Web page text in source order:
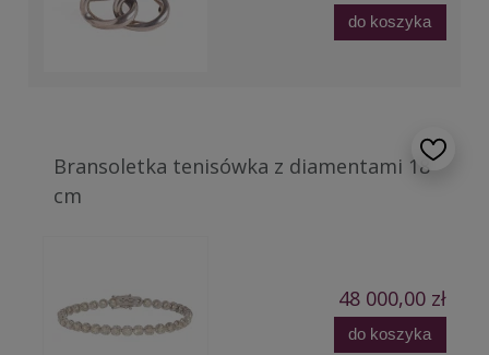
do koszyka
Bransoletka tenisówka z diamentami 18
cm
48 000,00 zł
do koszyka